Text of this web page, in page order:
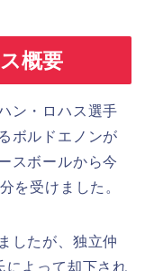
概要
ン・ロハス選手
ボルドエノンが
スボールから今
を受けました。
したが、独立仲
によって却下され